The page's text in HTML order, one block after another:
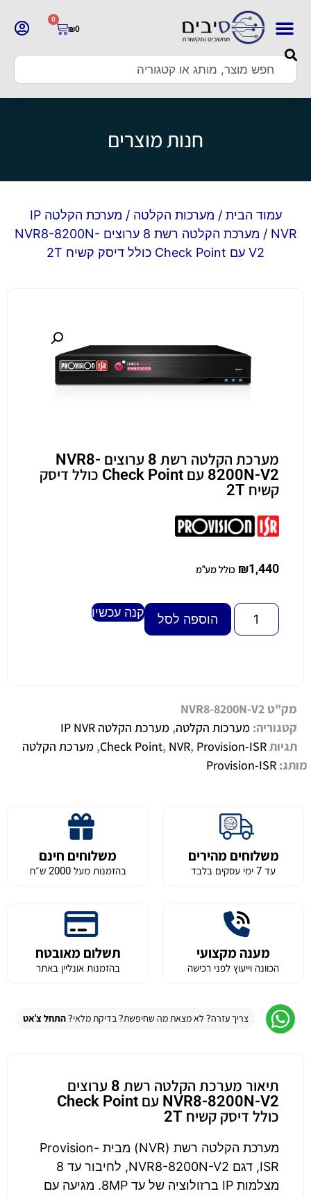
₪0
0
חנות מוצרים
עמוד הבית / מערכות הקלטה /
מערכת הקלטה IP
NVR
/ מערכת הקלטה רשת 8 ערוצים NVR8-8200N-
V2 עם Check Point כולל דיסק קשיח 2T
מערכת הקלטה רשת 8 ערוצים NVR8-
8200N-V2 עם Check Point כולל דיסק
קשיח 2T
₪1,440 כולל מע"מ
הוספה לסל קנה עכשיו
מק"ט NVR8-8200N-V2
קטגוריה: מערכות הקלטה, מערכת הקלטה IP NVR
תגיות
Check Point, NVR, Provision-ISR
, מערכת הקלטה
מותג:Provision-ISR
משלוחים מהירים
עד 7 ימי עסקים בלבד
משלוחים חינם
בהזמנות מעל 2000 ש״ח
מענה מקצועי
הכוונה וייעוץ לפני רכישה
תשלום מאובטח
בהזמנות אונליין באתר
צריך עזרה? לא מצאת מה שחיפשת? בדיקת מלאי?התחל צ'אט
תיאור מערכת הקלטה רשת 8 ערוצים
NVR8-8200N-V2 עם Check Point
כולל דיסק קשיח 2T
מערכת הקלטה רשת (NVR) מבית Provision-
ISR, דגם NVR8-8200N-V2, לחיבור עד 8
מצלמות IP ברזולוציה של עד 8MP. מגיעה עם